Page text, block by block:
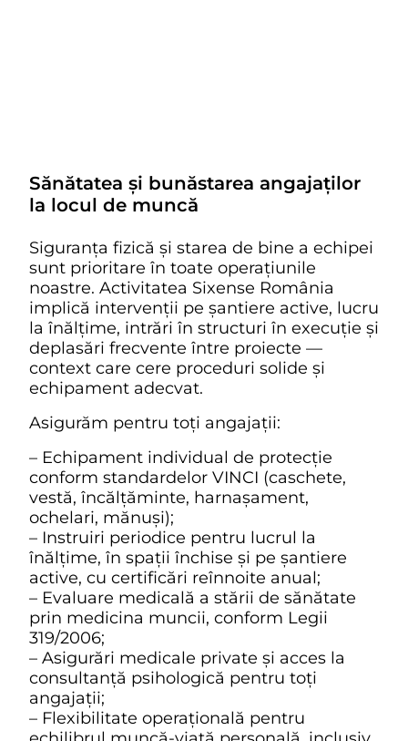
Sănătatea și bunăstarea angajaților
la locul de muncă
Siguranța fizică și starea de bine a echipei
sunt prioritare în toate operațiunile
noastre. Activitatea Sixense România
implică intervenții pe șantiere active, lucru
la înălțime, intrări în structuri în execuție și
deplasări frecvente între proiecte —
context care cere proceduri solide și
echipament adecvat.
Asigurăm pentru toți angajații:
– Echipament individual de protecție
conform standardelor VINCI (caschete,
vestă, încălțăminte, harnașament,
ochelari, mănuși);
– Instruiri periodice pentru lucrul la
înălțime, în spații închise și pe șantiere
active, cu certificări reînnoite anual;
– Evaluare medicală a stării de sănătate
prin medicina muncii, conform Legii
319/2006;
– Asigurări medicale private și acces la
consultanță psihologică pentru toți
angajații;
– Flexibilitate operațională pentru